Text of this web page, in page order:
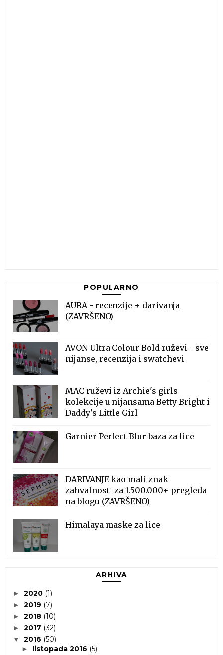
POPULARNO
AURA - recenzije + darivanja
(ZAVRŠENO)
AVON Ultra Colour Bold ruževi - sve
nijanse, recenzija i swatchevi
MAC ruževi iz Archie's girls
kolekcije u nijansama Betty Bright i
Daddy's Little Girl
Garnier Perfect Blur baza za lice
DARIVANJE kao mali znak
zahvalnosti za 1.500.000+ pregleda
na blogu (ZAVRŠENO)
Himalaya maske za lice
ARHIVA
► 2020 (1)
► 2019 (7)
► 2018 (10)
► 2017 (32)
▼ 2016 (50)
► listopada 2016 (5)